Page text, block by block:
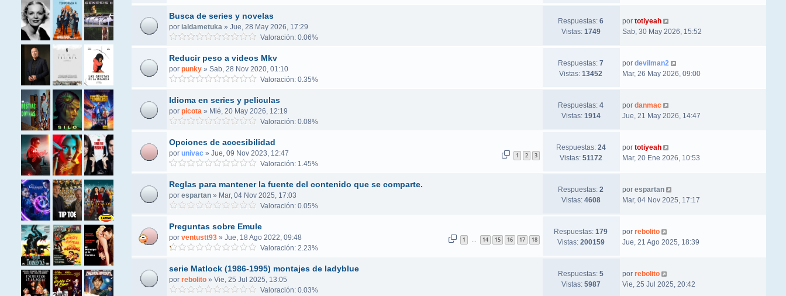
Busca de series y novelas
por ialdametuka» Jue, 28 May 2026, 17:29
Valoración: 0.06%
Respuestas:6
Vistas: 1749
por totiyeah
Sab, 30 May 2026, 15:52
Reducir peso a videos Mkv
por punky» Sab, 28 Nov 2020, 01:10
Valoración: 0.35%
Respuestas:7
Vistas:13452
por devilman2
Mar, 26 May 2026, 09:00
Idioma en series y peliculas
por picota» Mié, 20 May 2026, 12:19
Valoración: 0.08%
Respuestas:4
Vistas: 1914
por danmac
Jue, 21 May 2026, 14:47
Opciones de accesibilidad
por univac» Jue, 09 Nov 2023, 12:47 1 2 3
Valoración: 1.45%
Respuestas: 24
Vistas: 51172
por totiyeah
Mar, 20 Ene 2026, 10:53
Reglas para mantener la fuente del contenido que se comparte.
por espartan» Mar, 04 Nov 2025, 17:03
Valoración: 0.05%
Respuestas:2
Vistas: 4608
por espartan
Mar, 04 Nov 2025, 17:17
Preguntas sobre Emule
por ventustt93» Jue, 18 Ago 2022, 09:48 1 14 15 16 17 18
Valoración: 2.23%
Respuestas:179
Vistas: 200159
por rebolito
Jue, 21 Ago 2025, 18:39
serie Matlock (1986-1995) montajes de ladyblue
por rebolito» Vie, 25 Jul 2025, 13:05
Valoración: 0.03%
Respuestas:5
Vistas: 5987
por rebolito
Vie, 25 Jul 2025, 20:42